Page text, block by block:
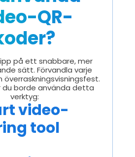
QR-
på ett snabbare, mer
sätt. Förvandla varje
överraskningsvisningsfest.
du borde använda detta
verktyg:
video-
tool